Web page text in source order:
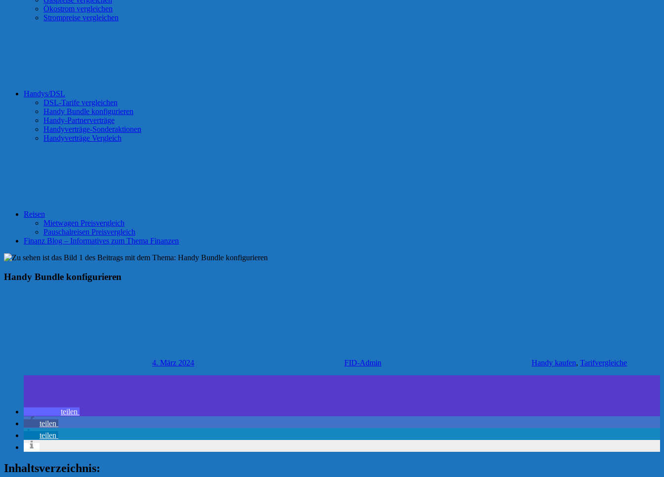
Ökostrom vergleichen
Strompreise vergleichen
Handys/DSL
DSL-Tarife vergleichen
Handy Bundle konfigurieren
Handy-Partnerverträge
Handyverträge-Sonderaktionen
Handyverträge Vergleich
Reisen
Mietwagen Preisvergleich
Pauschalreisen Preisvergleich
Finanz Blog – Informatives zum Thema Finanzen
Handy Bundle konfigurieren
4. März 2024 FID-Admin Handy kaufen, Tarifvergleiche
teilen
teilen
teilen
Inhaltsverzeichnis: